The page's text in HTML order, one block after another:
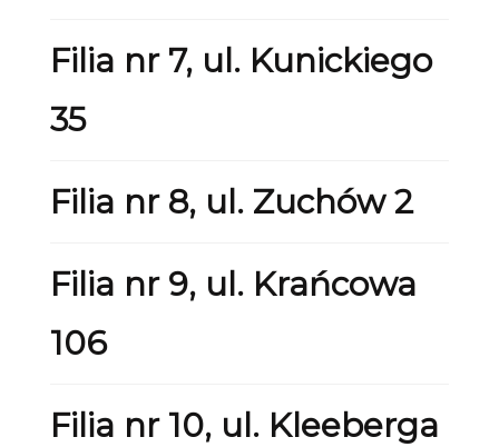
Filia nr 7, ul. Kunickiego
35
Filia nr 8, ul. Zuchów 2
Filia nr 9, ul. Krańcowa
106
Filia nr 10, ul. Kleeberga